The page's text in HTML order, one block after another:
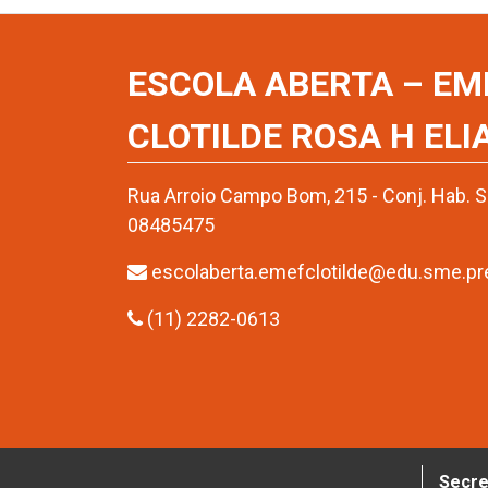
ESCOLA ABERTA –
CLOTILDE ROSA H
Rua Arroio Campo Bom, 215 - Conj. Hab.
08485475
(11) 2282-0613